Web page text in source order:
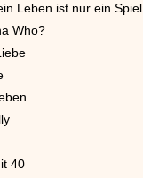
Leben ist nur ein Spiel
Who?
40